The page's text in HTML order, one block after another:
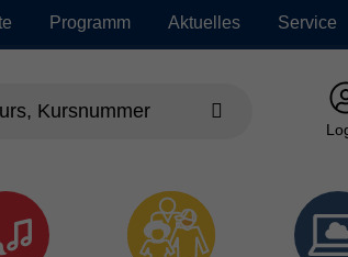
Programm Aktuelles Service